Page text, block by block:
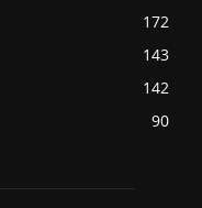
172
143
142
90